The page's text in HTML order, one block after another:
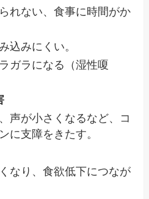
れない、食事に時間がか
込みにくい。
ガラになる（湿性嗄
声が小さくなるなど、コ
に支障をきたす。
なり、食欲低下につなが